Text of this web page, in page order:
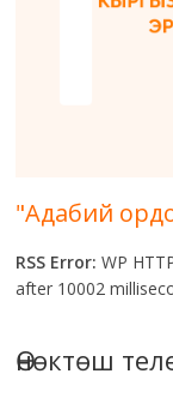
"Адабий
RSS Error: WP
after 10002
Өнөктөш